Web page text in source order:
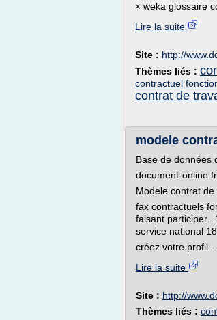
× weka glossaire
Lire la suite
Site : http://
Thèmes liés :
contractuel
contrat de
modele
Base de données
document-
Modele contrat
fax contractuels
faisant
service national
créez votre profil...
Lire la suite
Site : http://
Thèmes liés :